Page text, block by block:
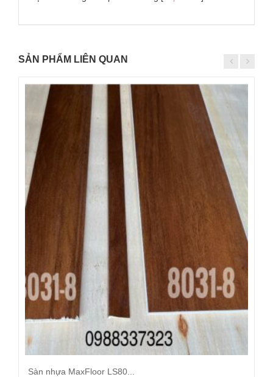
SẢN PHẨM LIÊN QUAN
Sàn nhựa MaxFloor LS80...